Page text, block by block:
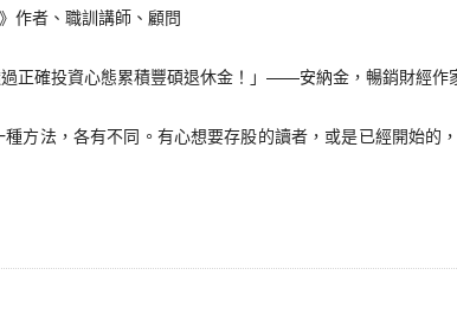
作者、職訓講師、顧問
確投資心態累積豐碩退休金！」——安納金，暢銷財經作
法，各有不同。有心想要存股的讀者，或是已經開始的